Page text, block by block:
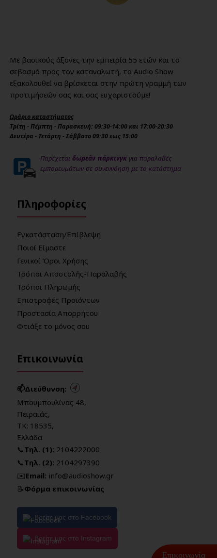
Επικοινωνία
Με βασικούς άξονες την εμπειρία 55 ετών και το
σεβασμό προς τον καταναλωτή, το Audio Show
εξακολουθεί να βρίσκεται στην πρώτη γραμμή των
προτιμήσεών σας και σας ευχαριστούμε!
Ωράριο καταστήματος
Τρίτη - Πέμπτη - Παρασκευή: 09:30-14:00 και 17:00-20:30
Δευτέρα - Τετάρτη - Σάββατο 09:30 εως 15:00
Παρέχεται δωρεάν πάρκινγκ για παραλαβές
εμπορευμάτων σε συνεννόηση με το κατάστημα
Πληροφορίες
Εγκατάσταση/Επίβλεψη
Ποιοί Είμαστε
Γενικοί Όροι Χρήσης
Τρόποι Αποστολής-Παραλαβής
Τρόποι Πληρωμής
Επιστροφές Προϊόντων
Προστασία Απορρήτου
Φτιάξε το μόνος σου
Επικοινωνία
📫Διεύθυνση:
Μπουμπουλίνας 48,
Πειραιάς,
ΤΚ: 18535,
Ελλάδα
📞Τηλ. (1): 2104222000
📞Τηλ. (2): 2104297390
✉️Email: info@audioshow.gr
📝Φόρμα επικοινωνίας
Βρείτε μας στο Facebook
Βρείτε μας στο Instagram